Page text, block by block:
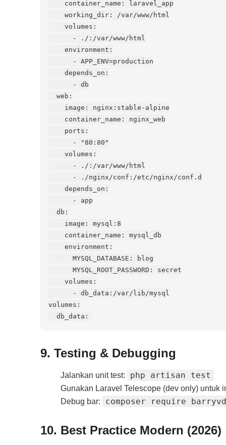
    container_name: laravel_app
    working_dir: /var/www/html
    volumes:
      - ./:/var/www/html
    environment:
      - APP_ENV=production
    depends_on:
      - db
  web:
    image: nginx:stable-alpine
    container_name: nginx_web
    ports:
      - "80:80"
    volumes:
      - ./:/var/www/html
      - ./nginx/conf:/etc/nginx/conf.d
    depends_on:
      - app
  db:
    image: mysql:8
    container_name: mysql_db
    environment:
      MYSQL_DATABASE: blog
      MYSQL_ROOT_PASSWORD: secret
    volumes:
      - db_data:/var/lib/mysql
volumes:
9. Testing & Debugging
Jalankan unit test: php artisan test
Gunakan Laravel Telescope (dev only) untuk
Debug bar:
composer require
10. Best Practice Modern (2026)